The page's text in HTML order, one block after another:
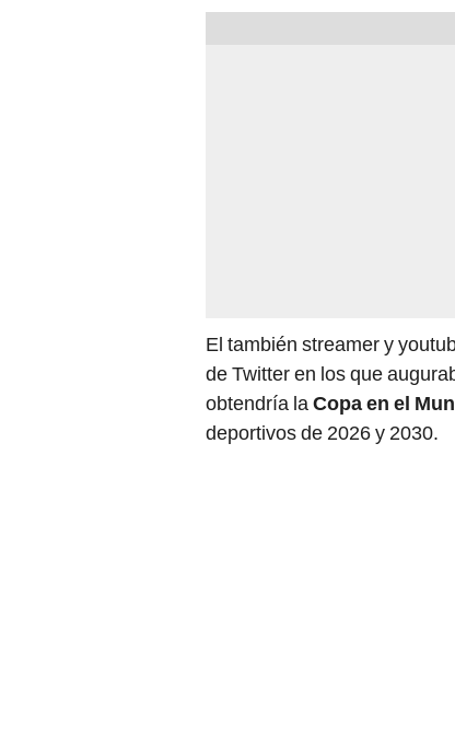
de Twitter en los que
obtendría laCopa en el
deportivos de 2026 y 2030.